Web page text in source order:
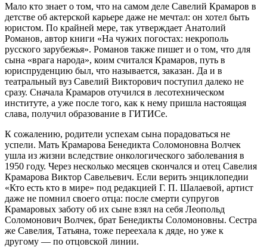
Мало кто знает о том, что на самом деле Савелий Крамаров в
детстве об актерской карьере даже не мечтал: он хотел быть
юристом. По крайней мере, так утверждает Анатолий
Романов, автор книги «На чужих погостах: некрополь
русского зарубежья». Романов также пишет и о том, что для
сына «врага народа», коим считался Крамаров, путь в
юриспруденцию был, что называется, заказан. Да и в
театральный вуз Савелий Викторович поступил далеко не
сразу. Сначала Крамаров отучился в лесотехническом
институте, а уже после того, как к нему пришла настоящая
слава, получил образование в ГИТИСе.
К сожалению, родители успехам сына порадоваться не
успели. Мать Крамарова Бенедикта Соломоновна Волчек
ушла из жизни вследствие онкологического заболевания в
1950 году. Через несколько месяцев скончался и отец Савелия
Крамарова Виктор Савельевич. Если верить энциклопедии
«Кто есть кто в мире» под редакцией Г. П. Шалаевой, артист
даже не помнил своего отца: после смерти супругов
Крамаровых заботу об их сыне взял на себя Леопольд
Соломонович Волчек, брат Бенедикты Соломоновны. Сестра
же Савелия, Татьяна, тоже переехала к дяде, но уже к
другому — по отцовской линии.